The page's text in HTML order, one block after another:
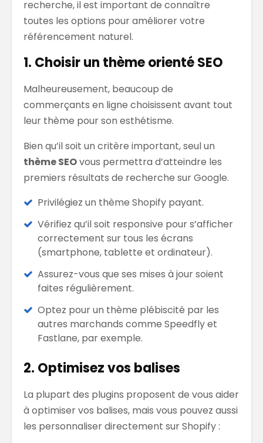
recherche, il est important de connaître
toutes les options pour améliorer votre
référencement naturel.
1. Choisir un thème orienté SEO
Malheureusement, beaucoup de
commerçants en ligne choisissent avant tout
leur thème pour son esthétisme.
Bien qu’il soit un critère important, seul un
thème SEOvous permettra d’atteindre les
premiers résultats de recherche sur Google.
Privilégiez un thème Shopify payant.
Vérifiez qu’il soit responsive pour s’afficher
correctement sur tous les écrans
(smartphone, tablette et ordinateur).
Assurez-vous que ses mises à jour soient
faites régulièrement.
Optez pour un thème plébiscité par les
autres marchands comme Speedfly et
Fastlane, par exemple.
2. Optimisez vos balises
La plupart des plugins proposent de vous aider
à optimiser vos balises, mais vous pouvez aussi
les personnaliser directement sur Shopify :